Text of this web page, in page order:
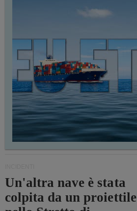
Un'altra nave è stata
colpita da un proiettile